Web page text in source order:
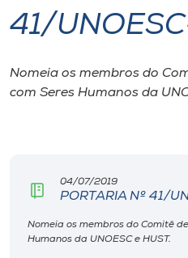
I.nova
Diplomados
CPA
Biblioteca
41/
Nomeia os membros do
com Seres Humanos da
04/07/2019
PORTARIA Nº 41/
Nomeia os membros do Comitê
Humanos da UNOESC e HUST.